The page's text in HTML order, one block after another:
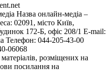
Назва онлайн-медіа –
02091, місто Київ,
172-Б, офіс 208/1 E-mail:
Телефон: 044-205-43-00
06068
розміщених на
посилання на